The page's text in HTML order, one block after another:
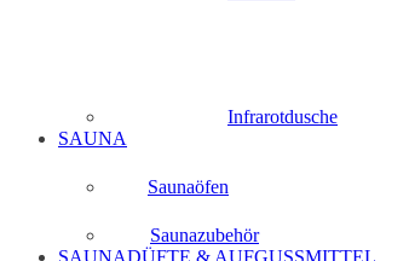
Infrarotdusche
SAUNA
Saunaöfen
Saunazubehör
SAUNADÜFTE & AUFGUSSMITTEL